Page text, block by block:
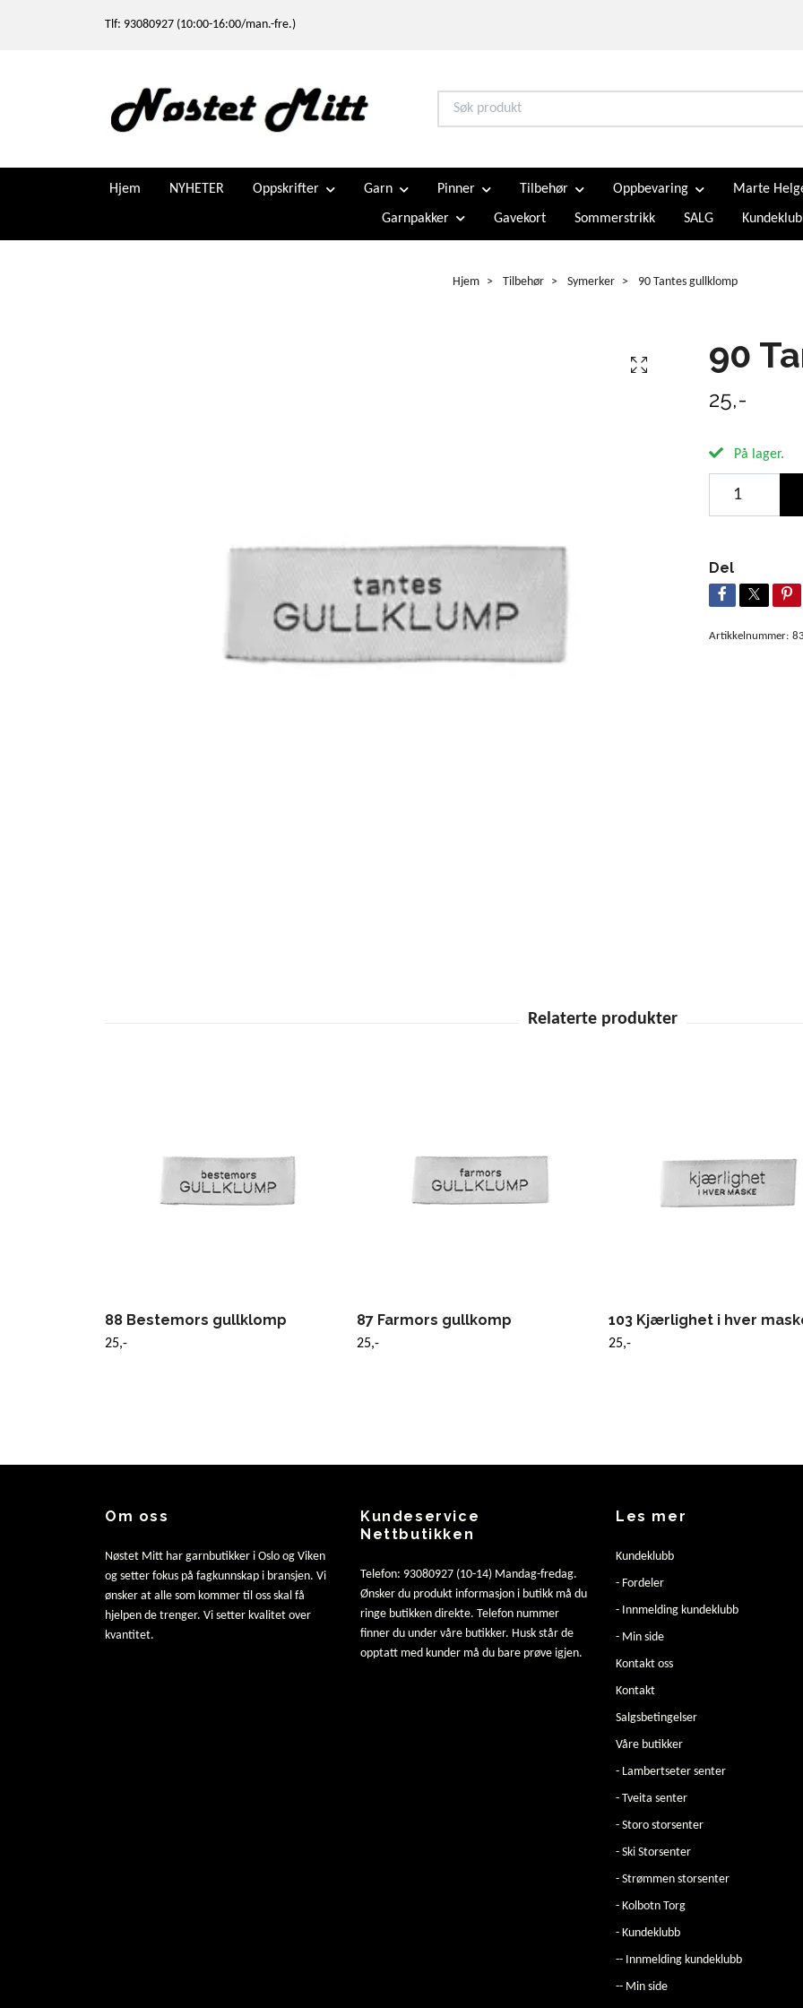
Tlf: 93080927 (10:00-16:00/man.-fre.)
Hjem NYHETER Oppskrifter Garn Pinner Tilbehør Oppbevaring Marte
Garnpakker Gavekort Sommerstrikk SALG
Hjem Tilbehør Symerker 90 Tantes gullklomp
90
25,-
På lager.
Del
Artikkelnummer:
88 Bestemors gullklomp
25,-
87 Farmors gullkomp
25,-
103 Kjærlighet i hver
25,-
Om oss
Nøstet Mitt har garnbutikker i Oslo og Viken
og setter fokus på fagkunnskap i bransjen. Vi
ønsker at alle som kommer til oss skal få
hjelpen de trenger. Vi setter kvalitet over
kvantitet.
Kundeservice
Nettbutikken
Telefon: 93080927 (10-14) Mandag-fredag.
Ønsker du produkt informasjon i butikk må du
ringe butikken direkte. Telefon nummer
finner du under våre butikker. Husk står de
opptatt med kunder må du bare prøve igjen.
Les mer
Kundeklubb
- Fordeler
- Innmelding kundeklubb
- Min side
Kontakt oss
Kontakt
Salgsbetingelser
Våre butikker
- Lambertseter senter
- Tveita senter
- Storo storsenter
- Ski Storsenter
- Strømmen storsenter
- Kolbotn Torg
- Kundeklubb
-- Innmelding kundeklubb
-- Min side